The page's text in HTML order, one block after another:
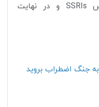
SNRIsدنبال می شدند، سپس SSRIs و در نهایت
جنگ اضطراب بروید